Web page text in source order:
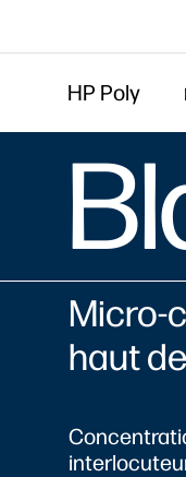
HP Poly
Micro-
haut